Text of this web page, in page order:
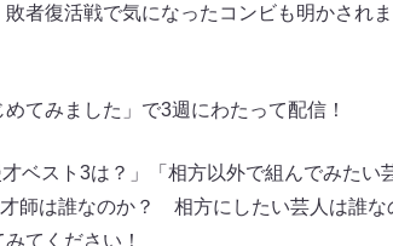
者復活戦で気になったコンビも明かされ
てみました」で3週にわたって配信！
ベスト3は？」「相方以外で組んでみたい
師は誰なのか？ 相方にしたい芸人は誰な
てください！